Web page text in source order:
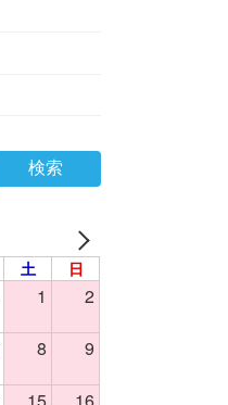
検索
土 日
1 2
8 9